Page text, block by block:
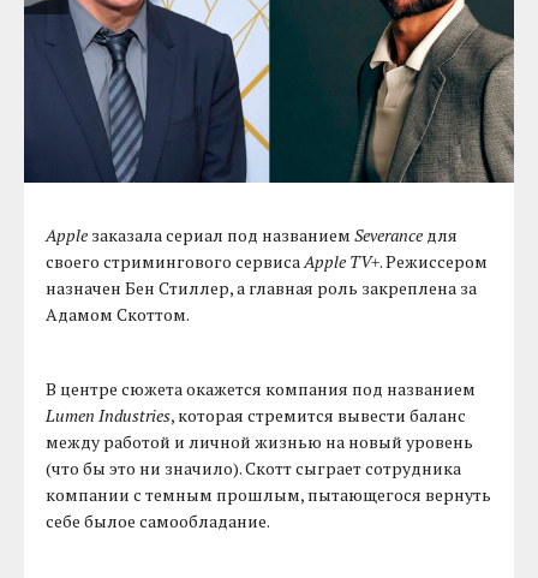
Apple заказала сериал под названиемSeverance для
своего стримингового сервисаApple TV+. Режиссером
назначен Бен Стиллер, а главная роль закреплена за
Адамом Скоттом.
В центре сюжета окажется компания под названием
Lumen Industries, которая стремится вывести баланс
между работой и личной жизнью на новый уровень
(что бы это ни значило). Скотт сыграет сотрудника
компании с темным прошлым, пытающегося вернуть
себе былое самообладание.